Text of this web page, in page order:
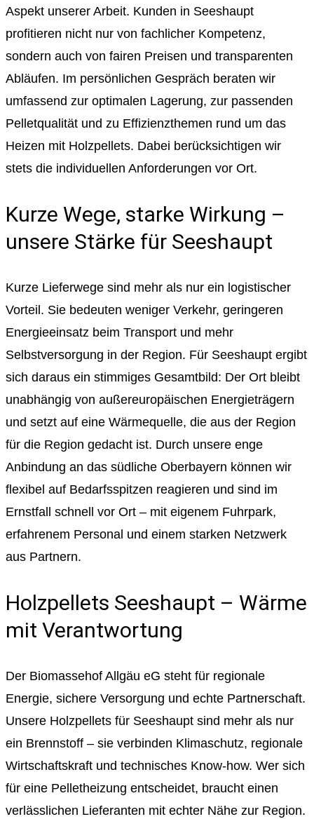
Aspekt unserer Arbeit. Kunden in Seeshaupt
profitieren nicht nur von fachlicher Kompetenz,
sondern auch von fairen Preisen und transparenten
Abläufen. Im persönlichen Gespräch beraten wir
umfassend zur optimalen Lagerung, zur passenden
Pelletqualität und zu Effizienzthemen rund um das
Heizen mit Holzpellets. Dabei berücksichtigen wir
stets die individuellen Anforderungen vor Ort.
Kurze Wege, starke Wirkung –
unsere Stärke für Seeshaupt
Kurze Lieferwege sind mehr als nur ein logistischer
Vorteil. Sie bedeuten weniger Verkehr, geringeren
Energieeinsatz beim Transport und mehr
Selbstversorgung in der Region. Für Seeshaupt ergibt
sich daraus ein stimmiges Gesamtbild: Der Ort bleibt
unabhängig von außereuropäischen Energieträgern
und setzt auf eine Wärmequelle, die aus der Region
für die Region gedacht ist. Durch unsere enge
Anbindung an das südliche Oberbayern können wir
flexibel auf Bedarfsspitzen reagieren und sind im
Ernstfall schnell vor Ort – mit eigenem Fuhrpark,
erfahrenem Personal und einem starken Netzwerk
aus Partnern.
Holzpellets Seeshaupt – Wärme
mit Verantwortung
Der Biomassehof Allgäu eG steht für regionale
Energie, sichere Versorgung und echte Partnerschaft.
Unsere Holzpellets für Seeshaupt sind mehr als nur
ein Brennstoff – sie verbinden Klimaschutz, regionale
Wirtschaftskraft und technisches Know-how. Wer sich
für eine Pelletheizung entscheidet, braucht einen
verlässlichen Lieferanten mit echter Nähe zur Region.